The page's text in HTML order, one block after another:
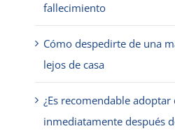
fallecimiento
Cómo despedirte de una
lejos de casa
¿Es recomendable
inmediatamente después